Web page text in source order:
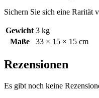
Sichern Sie sich eine Rarität
Gewicht 3 kg
Maße
33 × 15 × 15 cm
Rezensionen
Es gibt noch keine